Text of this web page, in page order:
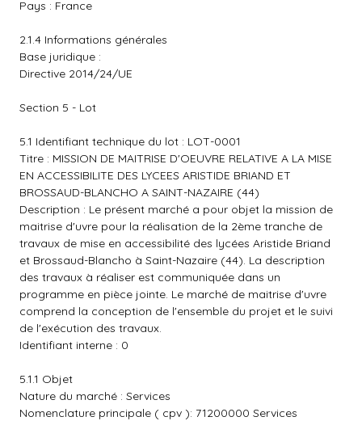
Pays : France
2.1.4 Informations générales
Base juridique :
Directive 2014/24/UE
Section 5 - Lot
5.1 Identifiant technique du lot : LOT-0001
Titre : MISSION DE MAITRISE D'OEUVRE RELATIVE A LA MISE
EN ACCESSIBILITE DES LYCEES ARISTIDE BRIAND ET
BROSSAUD-BLANCHO A SAINT-NAZAIRE (44)
Description : Le présent marché a pour objet la mission de
maitrise d'uvre pour la réalisation de la 2ème tranche de
travaux de mise en accessibilité des lycées Aristide Briand
et Brossaud-Blancho à Saint-Nazaire (44). La description
des travaux à réaliser est communiquée dans un
programme en pièce jointe. Le marché de maitrise d'uvre
comprend la conception de l'ensemble du projet et le suivi
de l'exécution des travaux.
Identifiant interne : 0
5.1.1 Objet
Nature du marché : Services
Nomenclature principale ( cpv ): 71200000 Services